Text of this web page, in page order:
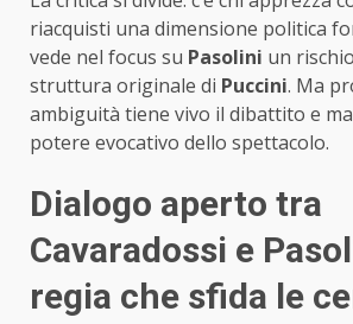
riacquisti una dimensione politica
vede nel focus su Pasolini un
struttura originale di Puccini. Ma
ambiguità tiene vivo il dibattito e
potere evocativo dello spettacolo.
Dialogo aperto tra
Cavaradossi e
regia che sfida le